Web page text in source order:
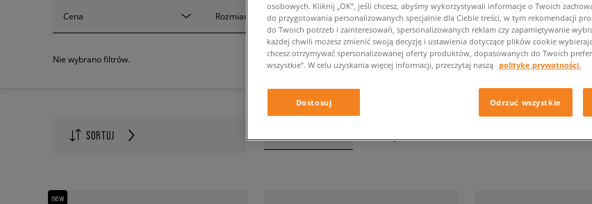
SORTUJ
Cena Rozmiar Kolor
Nie wybrano filtrów.
new
osobowych. Kliknij „OK”, jeśli chcesz, abyśmy wykorzystywali informacje o Twoich
do przygotowania personalizowanych specjalnie dla Ciebie treści, w tym rekomendacji
do Twoich potrzeb i zainteresowań, spersonalizowanych reklam czy zapamiętywanie
każdej chwili możesz zmienić swoją decyzję i ustawienia dotyczące plików cookie
chcesz otrzymywać spersonalizowanej oferty produktów, dopasowanych do Twoich
wszystkie”. W celu uzyskania więcej informacji, przeczytaj naszą politykę prywatności.
Dostosuj Odrzuć wszystkie